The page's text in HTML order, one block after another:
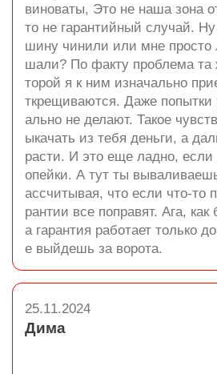
виноваты, Это не наша зона
то не гарантийный случай.
шину чинили или мне
шали? По факту проблема та
торой я к ним изначально
ткрещиваются. Даже попытки
ально не делают. Такое
ыкачать из тебя деньги, а
расти. И это еще ладно,
опейки. А тут ты
ассчитывая, что если что-то
рантии все поправят. Ага,
а гарантия работает только
е выйдешь за ворота.
25.11.2024
Дима